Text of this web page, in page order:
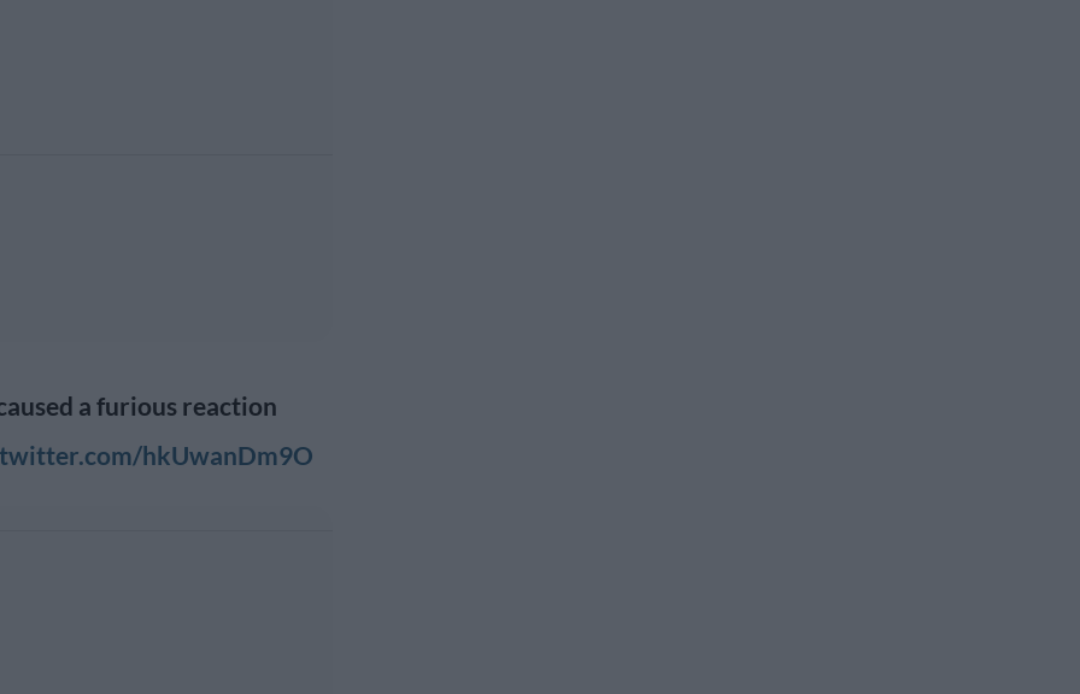
a furious reaction
hkUwanDm9O